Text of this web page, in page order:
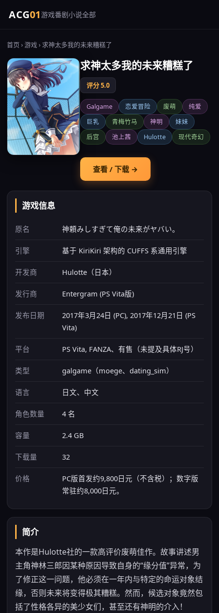
ACG01游戏番剧小说全部
首页 ›游戏› 求神太多我的未来糟糕了
求神太多我的未来糟糕了
评分 5.0
Galgame 恋爱冒险 废萌
纯爱
巨乳
青梅竹马 神明
妹妹
后宫
池上茜 Hulotte 现代奇幻
查看 / 下载 →
游戏信息
原名 神頼みしすぎて俺の未来がヤバい。
引擎 基于 KiriKiri 架构的 CUFFS 系通用引擎
开发商 Hulotte（日本）
发行商 Entergram (PS Vita版)
发布日期
2017年3月24日 (PC), 2017年12月21日 (PS
Vita)
平台 PS Vita, FANZA、有售（未提及具体RJ号）
类型 galgame（moege、dating_sim）
语言 日文、中文
角色数量 4 名
容量 2.4 GB
下载量 32
价格
PC版首发约9,800日元（不含税）；数字版
常驻约8,000日元。
简介
本作是Hulotte社的一款高评价废萌佳作。故事讲述男
主角神林三郎因某种原因导致自身的“缘分值”异常，为
了修正这一问题，他必须在一年内与特定的命运对象结
缘，否则未来将变得极其糟糕。然而，候选对象竟然包
括了性格各异的美少女们，甚至还有神明的介入！